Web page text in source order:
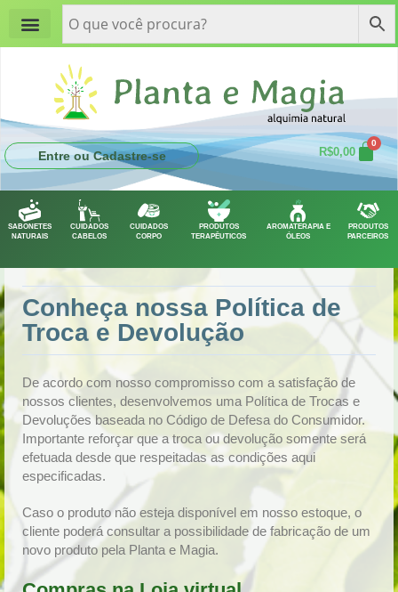
Entre ou Cadastre-se R$0,00
0
SABONETES
NATURAIS
CUIDADOS
CABELOS
CUIDADOS
CORPO
PRODUTOS
TERAPÊUTICOS
AROMATERAPIA E
ÓLEOS
PRODUTOS
PARCEIROS
Conheça nossa Política de
Troca e Devolução
De acordo com nosso compromisso com a satisfação de
nossos clientes, desenvolvemos uma Política de Trocas e
Devoluções baseada no Código de Defesa do Consumidor.
Importante reforçar que a troca ou devolução somente será
efetuada desde que respeitadas as condições aqui
especificadas.
Caso o produto não esteja disponível em nosso estoque, o
cliente poderá consultar a possibilidade de fabricação de um
novo produto pela Planta e Magia.